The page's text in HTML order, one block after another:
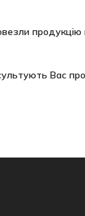
продукцію
Вас